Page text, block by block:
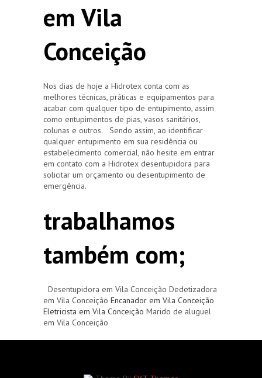
em Vila
Conceição
Nos dias de hoje a Hidrotex conta com as
melhores técnicas, práticas e equipamentos para
acabar com qualquer tipo de entupimento, assim
como entupimentos de pias, vasos sanitários,
colunas e outros. Sendo assim, ao identificar
qualquer entupimento em sua residência ou
estabelecimento comercial, não hesite em entrar
em contato com a Hidrotex desentupidora para
solicitar um orçamento ou desentupimento de
emergência.
trabalhamos
também com;
Desentupidora em Vila Conceição Dedetizadora
em Vila Conceição Encanador em Vila Conceição
Eletricista em Vila Conceição Marido de aluguel
em Vila Conceição